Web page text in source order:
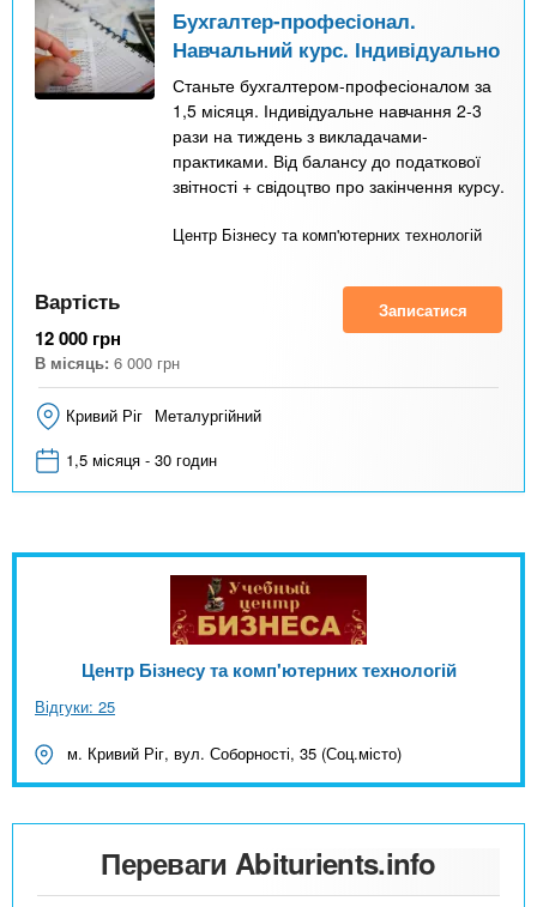
Бухгалтер-професіонал.
Навчальний курс. Індивідуально
Станьте бухгалтером-професіоналом за
1,5 місяця. Індивідуальне навчання 2-3
рази на тиждень з викладачами-
практиками. Від балансу до податкової
звітності + свідоцтво про закінчення курсу.
Центр Бізнесу та комп'ютерних технологій
Вартість
12 000 грн
В місяць: 6 000 грн
Записатися
Кривий Ріг Металургійний
1,5 місяця - 30 годин
Центр Бізнесу та комп'ютерних технологій
Відгуки: 25
м. Кривий Ріг, вул. Соборності, 35 (Соц.місто)
Переваги Abiturients.info